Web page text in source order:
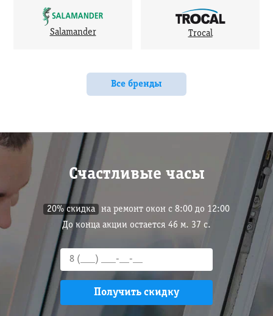
Salamander Trocal
Все бренды
Счастливые часы
20% скидка
на ремонт окон с 8:00 до 12:00
До конца акции остается 46 м. 36 с.